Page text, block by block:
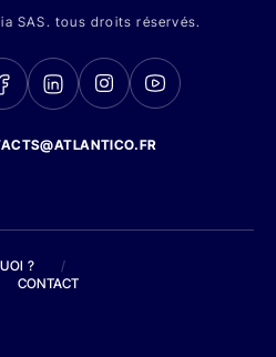
SAS. tous droits réservés.
?
/
CONTACT